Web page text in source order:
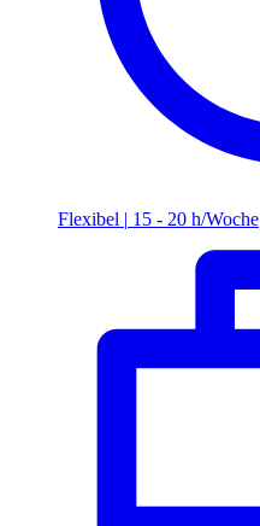
Flexibel | 15 - 20 h/Woche